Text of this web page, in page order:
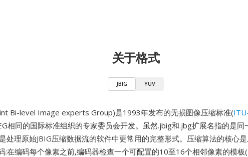
关于格式
JBIG YUV
Bi-level Image experts Group)是1993年发布的无损图像压缩标准(
相同的国际标准组织的专家委员会开发。虽然.jbig和.jbg扩展名指的是同
处理原始JBIG压缩数据流的软件中更常用的完整形式。压缩算法的核心
:在编码每个像素之前,编码器检查一个可配置的10至16个相邻像素的模板